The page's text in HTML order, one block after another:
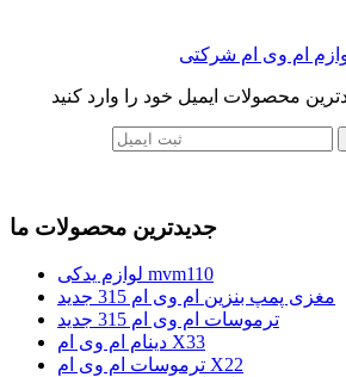
ام وی ام شرکتی
محصولات ایمیل خود را وارد کنید
جدیدترین محصولات ما
لوازم یدکی mvm110
مغزی پمپ بنزین ام وی ام 315 جدید
ترموسات ام وی ام 315 جدید
دینام ام وی ام X33
ترموسات ام وی ام X22